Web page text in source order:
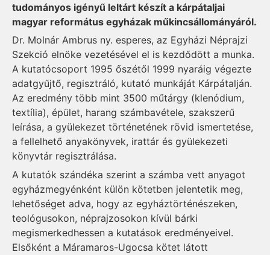
tudományos igényű leltárt készít a kárpátaljai
magyar református egyházak műkincsállományáról.
Dr. Molnár Ambrus ny. esperes, az Egyházi Néprajzi
Szekció elnöke vezetésével el is kezdődött a munka.
A kutatócsoport 1995 őszétől 1999 nyaráig végezte
adatgyűjtő, regisztráló, kutató munkáját Kárpátalján.
Az eredmény több mint 3500 műtárgy (klenódium,
textília), épület, harang számbavétele, szakszerű
leírása, a gyülekezet történetének rövid ismertetése,
a fellelhető anyakönyvek, irattár és gyülekezeti
könyvtár regisztrálása.
A kutatók szándéka szerint a számba vett anyagot
egyházmegyénként külön kötetben jelentetik meg,
lehetőséget adva, hogy az egyháztörténészeken,
teológusokon, néprajzosokon kívül bárki
megismerkedhessen a kutatások eredményeivel.
Elsőként a Máramaros-Ugocsa kötet látott